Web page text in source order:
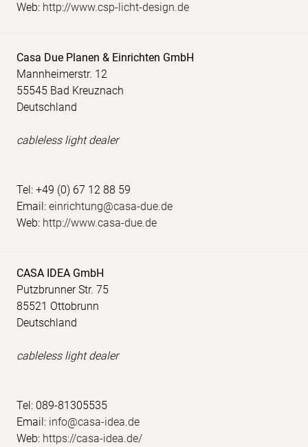
Web: http://www.csp-licht-design.de
Casa Due Planen & Einrichten GmbH
Mannheimerstr. 12
55545 Bad Kreuznach
Deutschland
cableless light dealer
Tel: +49 (0) 67 12 88 59
Email: einrichtung@casa-due.de
Web: http://www.casa-due.de
CASA IDEA GmbH
Putzbrunner Str. 75
85521 Ottobrunn
Deutschland
cableless light dealer
Tel: 089-81305535
Email: info@casa-idea.de
Web: https://casa-idea.de/